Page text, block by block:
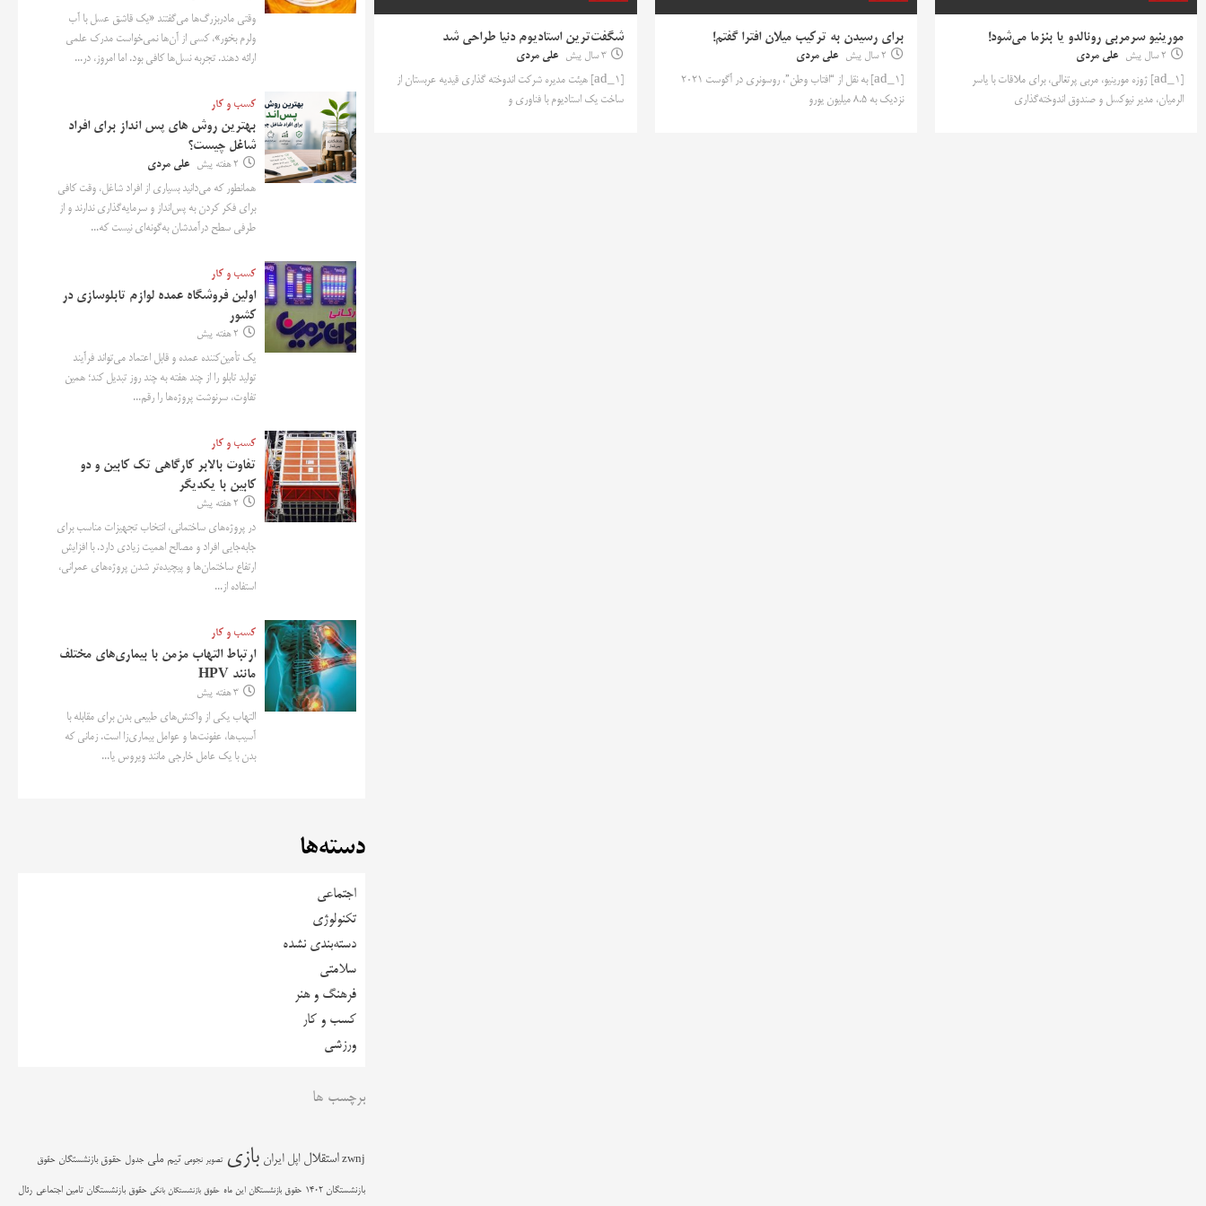
مورینیو سرمربی رونالدو یا بنزما می‌شود!
2 سال پیش علی مردی
[ad_1] ژوزه مورینیو، مربی پرتغالی، برای ملاقات با یاسر
الرمیان، مدیر نیوکسل و صندوق اندوخته‌گذاری
برای رسیدن به ترکیب میلان افترا گفتم!
2 سال پیش علی مردی
[ad_1] به نقل از “افتاب وطن”، روسونری در آگوست 2021
نزدیک به 8.5 میلیون یورو
شگفت‌ترین استادیوم دنیا طراحی شد
3 سال پیش علی مردی
[ad_1] هیئت مدیره شرکت اندوخته گذاری قیدیه عربستان از
ساخت یک استادیوم با فناوری و
وقتی مادربزرگ‌ها می‌گفتند «یک قاشق عسل با آب
ولرم بخور»، کسی از آن‌ها نمی‌خواست مدرک علمی
ارائه دهند. تجربه نسل‌ها کافی بود. اما امروز، در...
کسب و کار
بهترین روش‌ های پس‌ انداز برای افراد
شاغل چیست؟
2 هفته پیش علی مردی
همانطور که می‌دانید بسیاری از افراد شاغل، وقت کافی
برای فکر کردن به پس‌انداز و سرمایه‌گذاری ندارند و از
طرفی سطح درآمدشان به‌گونه‌ای نیست که...
کسب و کار
اولین فروشگاه عمده لوازم تابلوسازی در
کشور
2 هفته پیش
یک تأمین‌کننده عمده و قابل اعتماد می‌تواند فرآیند
تولید تابلو را از چند هفته به چند روز تبدیل کند؛ همین
تفاوت، سرنوشت پروژه‌ها را رقم...
کسب و کار
تفاوت بالابر کارگاهی تک کابین و دو
کابین با یکدیگر
2 هفته پیش
در پروژه‌های ساختمانی، انتخاب تجهیزات مناسب برای
جابه‌جایی افراد و مصالح اهمیت زیادی دارد. با افزایش
ارتفاع ساختمان‌ها و پیچیده‌تر شدن پروژه‌های عمرانی،
استفاده از...
کسب و کار
ارتباط التهاب مزمن با بیماری‌های مختلف
مانند HPV
3 هفته پیش
التهاب یکی از واکنش‌های طبیعی بدن برای مقابله با
آسیب‌ها، عفونت‌ها و عوامل بیماری‌زا است. زمانی که
بدن با یک عامل خارجی مانند ویروس یا...
دسته‌ها
اجتماعی
تکنولوژی
دسته‌بندی نشده
سلامتی
فرهنگ و هنر
کسب و کار
ورزشی
برچسب ها
zwnj استقلال اپل ایران بازی تصویر نجومی تیم ملی جدول حقوق بازنشستگان حقوق
بازنشستگان 1402 حقوق بازنشستگان این ماه حقوق بازنشستگان بانکی حقوق بازنشستگان تامین اجتماعی رئال